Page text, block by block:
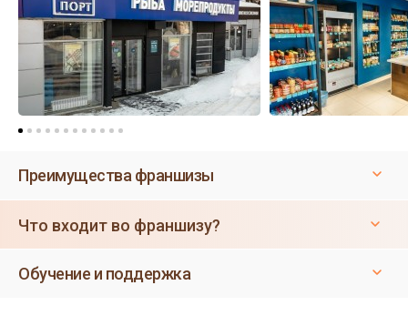
Преимущества франшизы
Что входит во франшизу?
Обучение и поддержка